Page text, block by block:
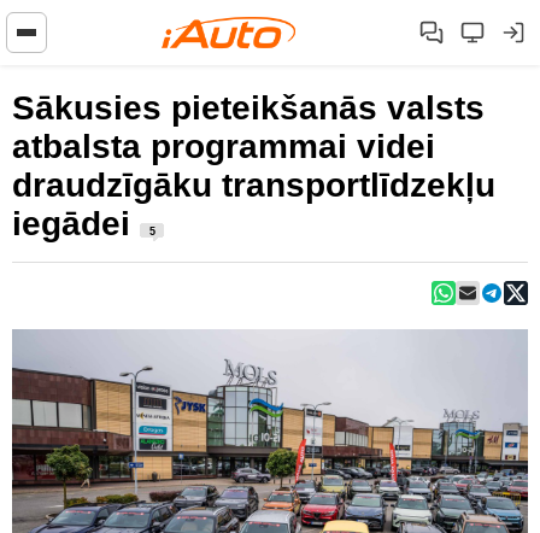
Sākusies pieteikšanās valsts
atbalsta programmai videi
draudzīgāku transportlīdzekļu
iegādei
5